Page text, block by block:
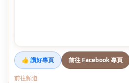
👍 讚好專頁 前往 Facebook 專頁
前往頻道